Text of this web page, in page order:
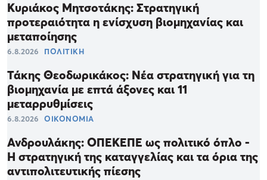
Κυριάκος Μητσοτάκης: Στρατηγική
προτεραιότητα η ενίσχυση βιομηχανίας και
μεταποίησης
6.8.2026 ΠΟΛΙΤΙΚΗ
Τάκης Θεοδωρικάκος: Νέα στρατηγική για τη
βιομηχανία με επτά άξονες και 11
μεταρρυθμίσεις
6.8.2026 ΟΙΚΟΝΟΜΙΑ
Ανδρουλάκης: ΟΠΕΚΕΠΕ ως πολιτικό όπλο -
Η στρατηγική της καταγγελίας και τα όρια της
αντιπολιτευτικής πίεσης